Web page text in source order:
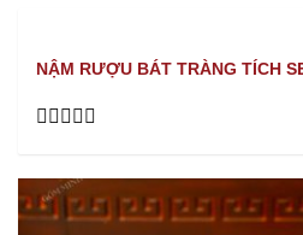
NẬM RƯỢU BÁT TRÀNG TÍCH
out
of
5